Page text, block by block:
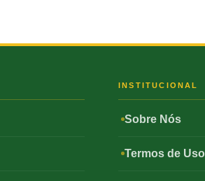
INSTITUCIONAL
Sobre Nós
Termos de Uso